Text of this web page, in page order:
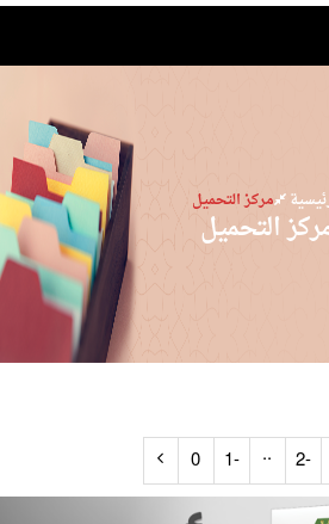
مركز التحميل
التحميل
..
-1
0